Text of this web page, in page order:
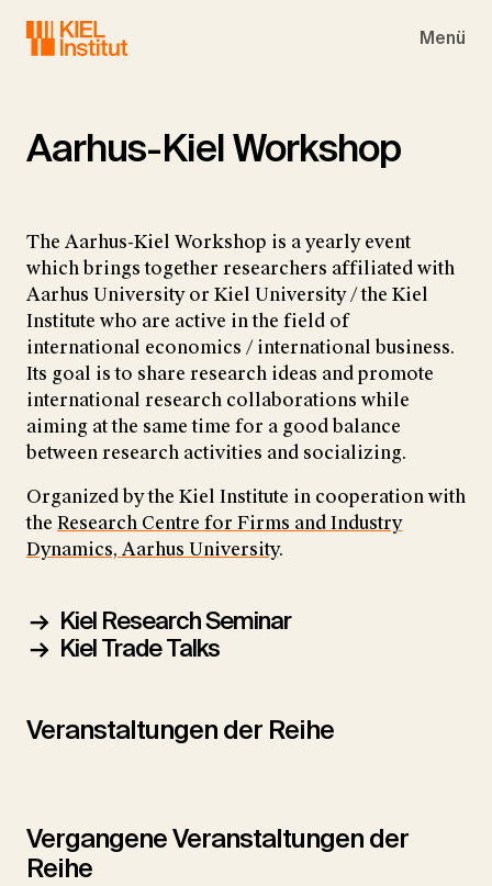
Menü
Aarhus-Kiel Workshop
The Aarhus-Kiel Workshop is a yearly event
which brings together researchers affiliated with
Aarhus University or Kiel University / the Kiel
Institute who are active in the field of
international economics / international business.
Its goal is to share research ideas and promote
international research collaborations while
aiming at the same time for a good balance
between research activities and socializing.
Organized by the Kiel Institute in cooperation with
the Research Centre for Firms and Industry
Dynamics, Aarhus University.
Kiel Research Seminar
Kiel Trade Talks
Veranstaltungen der Reihe
Vergangene Veranstaltungen der
Reihe